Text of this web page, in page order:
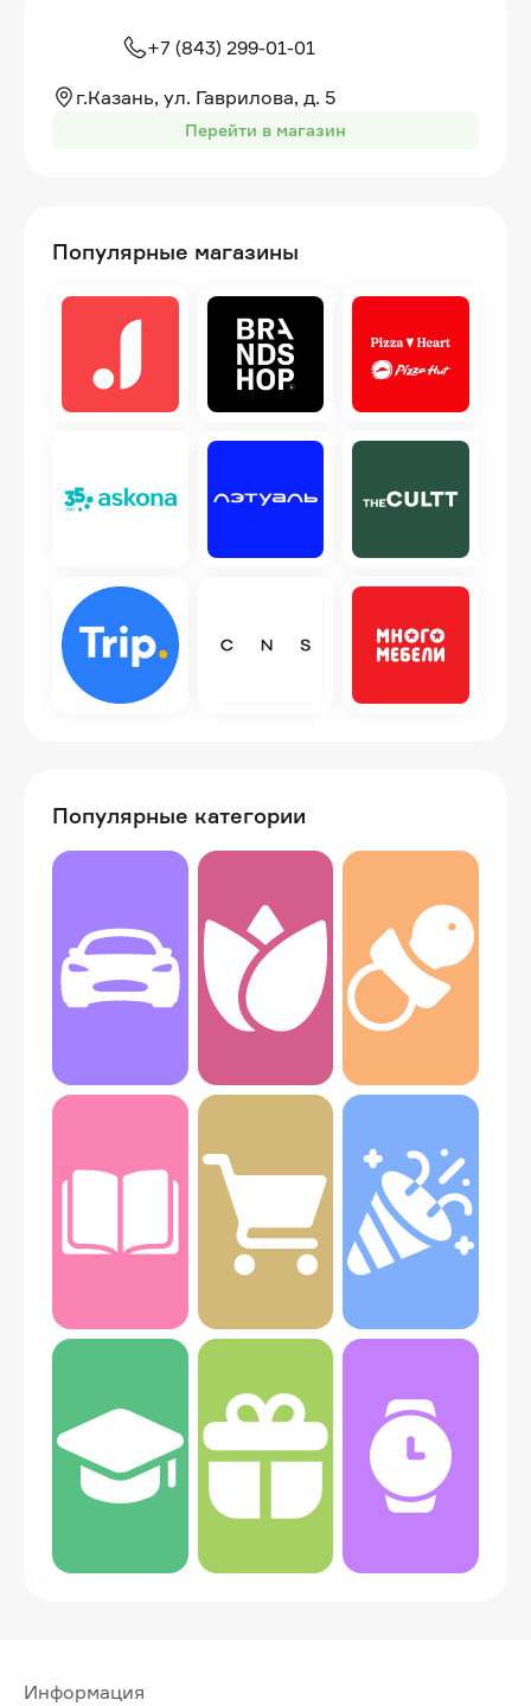
+7 (843) 299-01-01
г.Казань, ул. Гаврилова, д. 5
Перейти в магазин
Популярные магазины
Популярные категории
Информация